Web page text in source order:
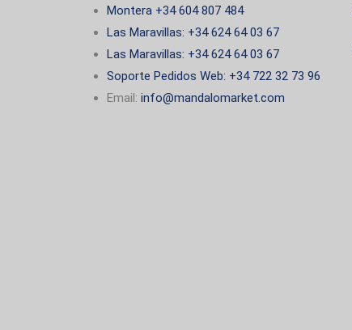
Montera +34 604 807 484
Las Maravillas: +34 624 64 03 67
Las Maravillas: +34 624 64 03 67
Soporte Pedidos Web: +34 722 32 73 96
Email:info@mandalomarket.com